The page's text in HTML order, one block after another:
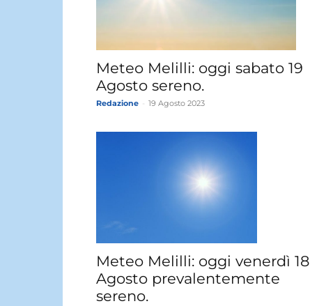
Meteo Melilli: oggi sabato 19
Agosto sereno.
Redazione 19 Agosto 2023
Meteo Melilli: oggi venerdì 18
Agosto prevalentemente
sereno.